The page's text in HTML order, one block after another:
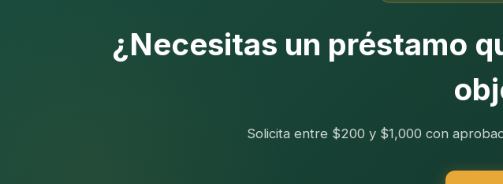
¿Necesitas un préstamo
Solicita entre $200 y $1,000 con